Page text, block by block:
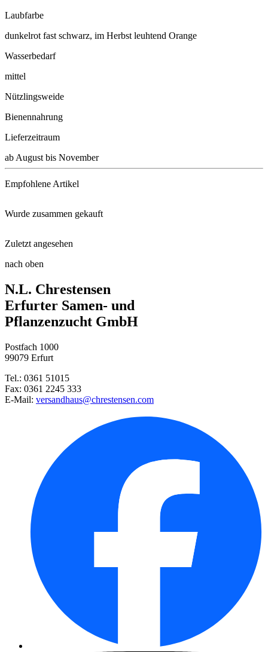
Laubfarbe
dunkelrot fast schwarz, im Herbst leuhtend Orange
Wasserbedarf
mittel
Nützlingsweide
Bienennahrung
Lieferzeitraum
ab August bis November
Empfohlene Artikel
Gartenspaten
Damen- und Floristenschere
Wurde zusammen gekauft
Winterharter Warzenkaktus
Sonnenauge Burning Hearts
Liebesperlenstrauch Pearl Glam ...
Bartblume Blauer Spatz®
Winterblühende Heide White Per ...
Zuletzt angesehen
Blasenspiere Panther, PBR
nach oben
N.L. Chrestensen
Erfurter Samen- und
Pflanzenzucht GmbH
Postfach 1000
99079 Erfurt
Tel.: 0361 51015
Fax: 0361 2245 333
E-Mail: versandhaus@chrestensen.com